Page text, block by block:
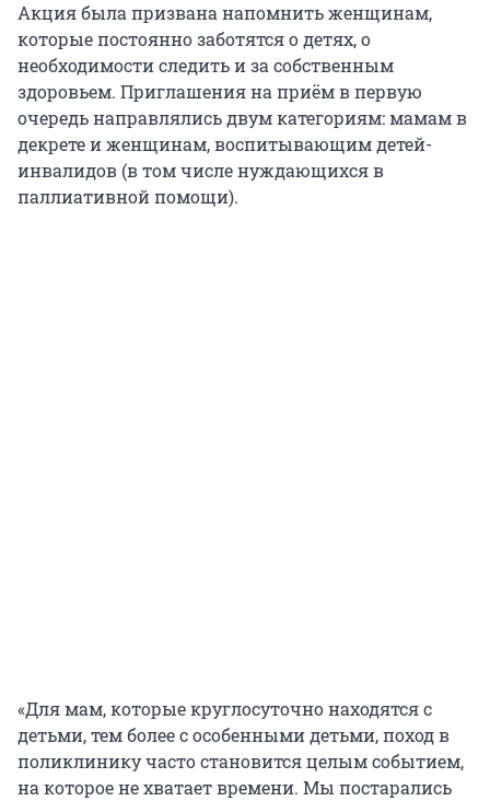
Акция была призвана напомнить женщинам,
которые постоянно заботятся о детях, о
необходимости следить и за собственным
здоровьем. Приглашения на приём в первую
очередь направлялись двум категориям: мамам в
декрете и женщинам, воспитывающим детей-
инвалидов (в том числе нуждающихся в
паллиативной помощи).
«Для мам, которые круглосуточно находятся с
детьми, тем более с особенными детьми, поход в
поликлинику часто становится целым событием,
на которое не хватает времени. Мы постарались